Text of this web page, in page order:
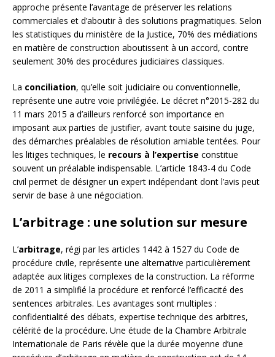
approche présente l’avantage de préserver les relations
commerciales et d’aboutir à des solutions pragmatiques. Selon
les statistiques du ministère de la Justice, 70% des médiations
en matière de construction aboutissent à un accord, contre
seulement 30% des procédures judiciaires classiques.
La conciliation, qu’elle soit judiciaire ou conventionnelle,
représente une autre voie privilégiée. Le décret n°2015-282 du
11 mars 2015 a d’ailleurs renforcé son importance en
imposant aux parties de justifier, avant toute saisine du juge,
des démarches préalables de résolution amiable tentées. Pour
les litiges techniques, le recours à l’expertise constitue
souvent un préalable indispensable. L’article 1843-4 du Code
civil permet de désigner un expert indépendant dont l’avis peut
servir de base à une négociation.
L’arbitrage : une solution sur mesure
L’arbitrage, régi par les articles 1442 à 1527 du Code de
procédure civile, représente une alternative particulièrement
adaptée aux litiges complexes de la construction. La réforme
de 2011 a simplifié la procédure et renforcé l’efficacité des
sentences arbitrales. Les avantages sont multiples :
confidentialité des débats, expertise technique des arbitres,
célérité de la procédure. Une étude de la Chambre Arbitrale
Internationale de Paris révèle que la durée moyenne d’une